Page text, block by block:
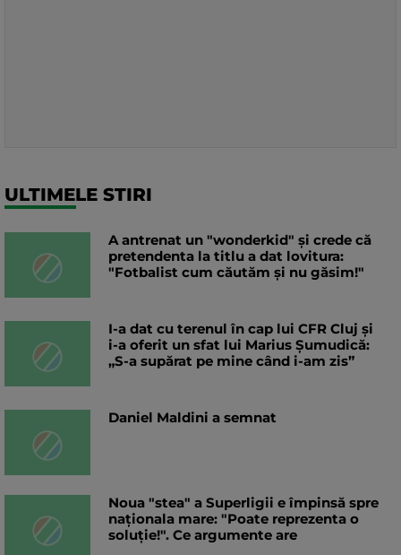
ULTIMELE STIRI
A antrenat un "wonderkid" și crede că
pretendenta la titlu a dat lovitura:
"Fotbalist cum căutăm și nu găsim!"
I-a dat cu terenul în cap lui CFR Cluj și
i-a oferit un sfat lui Marius Șumudică:
„S-a supărat pe mine când i-am zis”
Daniel Maldini a semnat
Noua "stea" a Superligii e împinsă spre
naționala mare: "Poate reprezenta o
soluție!". Ce argumente are